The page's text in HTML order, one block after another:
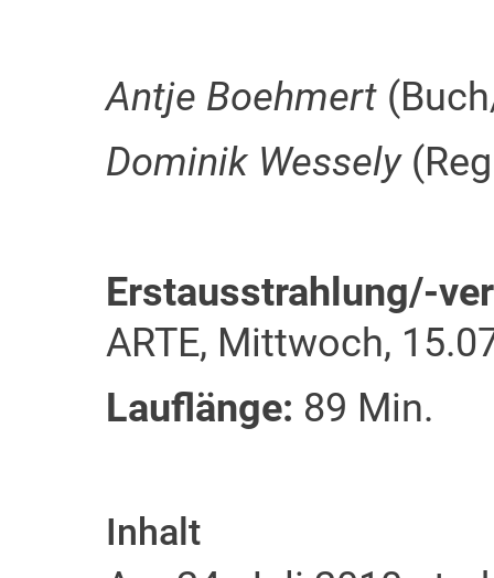
Antje Boehmert
Dominik Wessely
Erstausstrahlung/-
ARTE, Mittwoch,
Lauflänge: 89 Min.
Inhalt